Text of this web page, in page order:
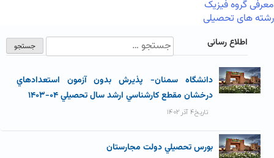
معرفی گروه فیزیک
رشته های تحصیلی
اطلاع رسانی
دانشگاه سمنان- پذيرش بدون آزمون استعدادهاي
درخشان مقطع کارشناسي ارشد سال تحصيلي ۰۴-۱۴۰۳
تاریخ۴ آذر ۱۴۰۲
بورس تحصيلي دولت مجارستان